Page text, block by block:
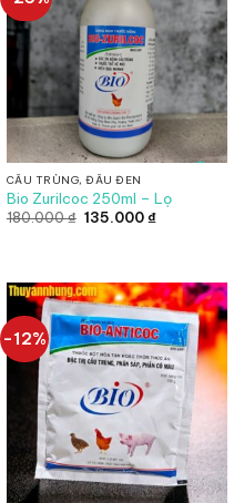
CẦU TRÙNG, ĐẦU ĐEN
Bio Zurilcoc 250ml – Lọ
180.000₫ Giá
135.000₫Giá
-12%